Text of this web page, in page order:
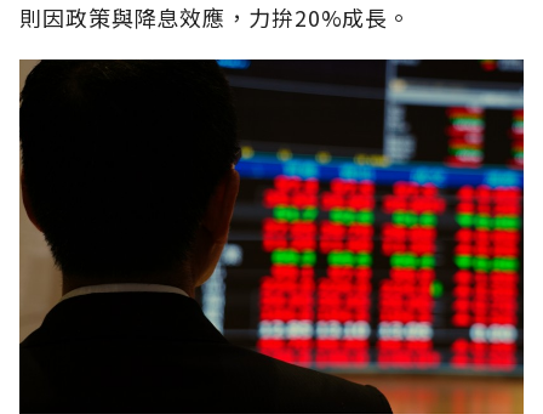
則因政策與降息效應，力拚20%成長。